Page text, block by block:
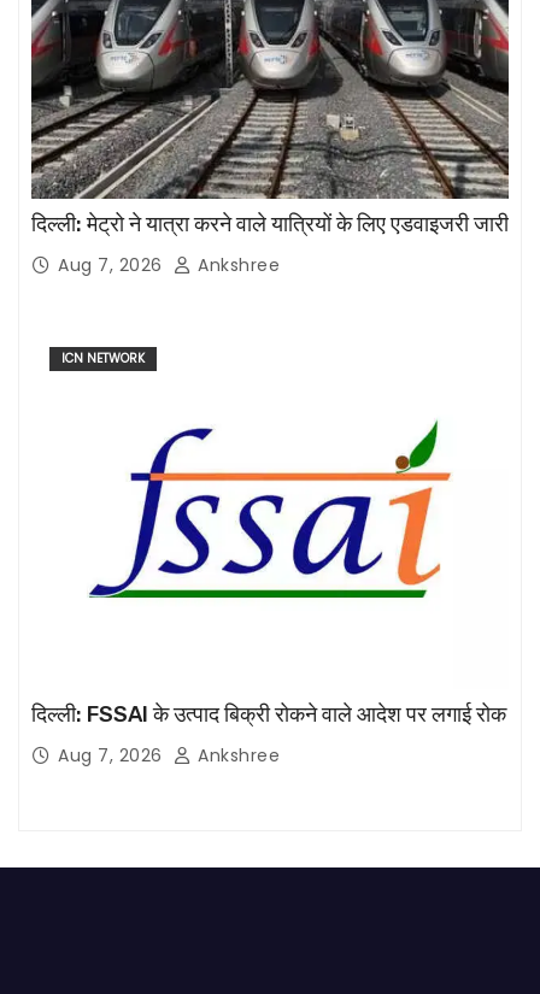
दिल्ली: मेट्रो ने यात्रा करने वाले यात्रियों के लिए एडवाइजरी जारी
Aug 7, 2026 Ankshree
ICN NETWORK
दिल्ली: FSSAI के उत्पाद बिक्री रोकने वाले आदेश पर लगाई रोक
Aug 7, 2026 Ankshree